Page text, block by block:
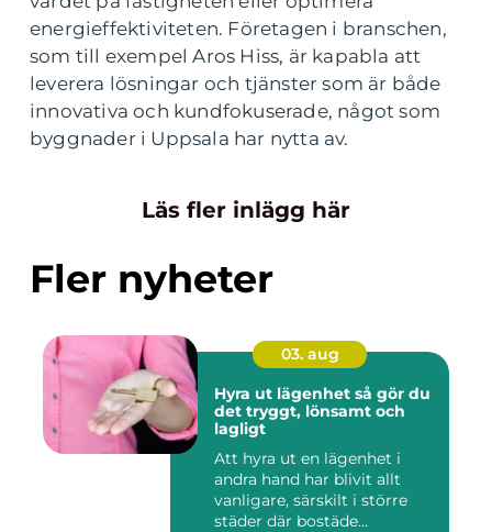
energieffektiviteten. Företagen i branschen,
som till exempel Aros Hiss, är kapabla att
leverera lösningar och tjänster som är både
innovativa och kundfokuserade, något som
byggnader i Uppsala har nytta av.
Läs fler inlägg här
Fler nyheter
03. aug
Hyra ut lägenhet så gör du
det tryggt, lönsamt och
lagligt
Att hyra ut en lägenhet i
andra hand har blivit allt
vanligare, särskilt i större
städer där bostäde...